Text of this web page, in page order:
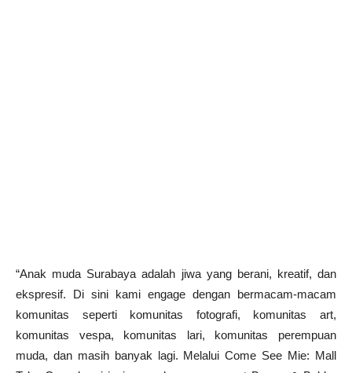
“Anak muda Surabaya adalah jiwa yang berani, kreatif, dan
ekspresif. Di sini kami engage dengan bermacam-macam
komunitas seperti komunitas fotografi, komunitas art,
komunitas vespa, komunitas lari, komunitas perempuan
muda, dan masih banyak lagi. Melalui Come See Mie: Mall